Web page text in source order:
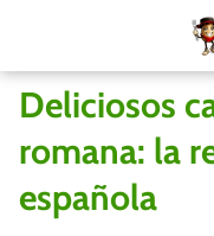
Deliciosos
romana: la
española